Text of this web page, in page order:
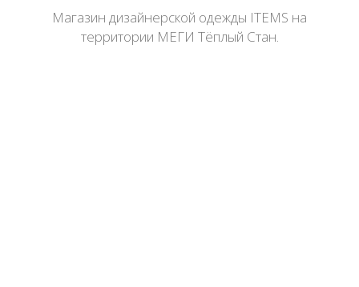
Магазин дизайнерской одежды ITEMS на
территории МЕГИ Тёплый Стан.